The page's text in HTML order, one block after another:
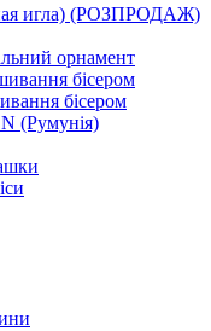
игла) (РОЗПРОДАЖ)
орнамент
бісером
бісером
(Румунія)